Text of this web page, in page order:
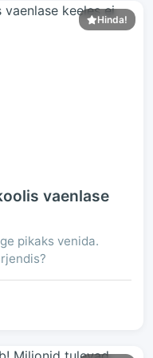
Hinda!
vaenlase
pikaks venida.